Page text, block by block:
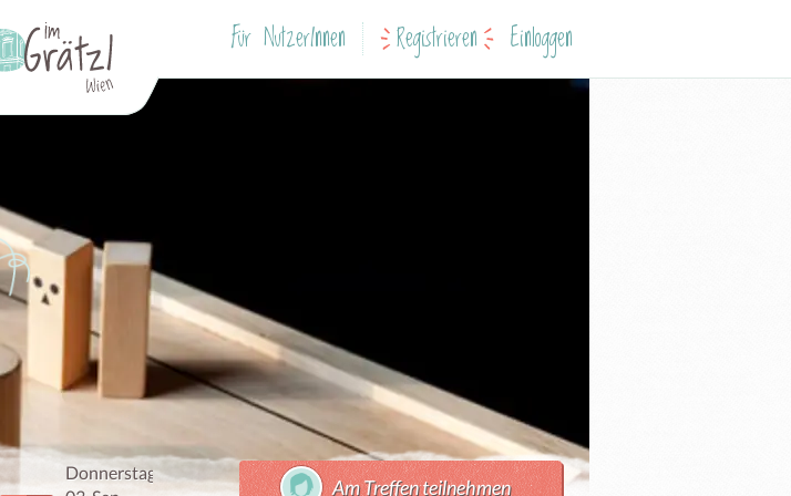
Für NutzerInnen Registrieren Einloggen
Donnerstag,
Am Treffen teilnehmen